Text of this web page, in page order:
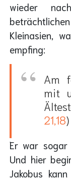
wieder
Kleinasien,
empfing:
Am
mit
21,18)
Er war sogar
Und hier
Jakobus